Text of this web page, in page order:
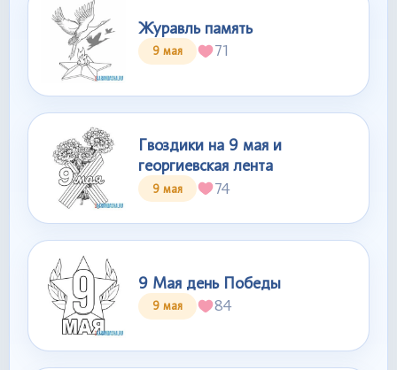
Журавль память
9 мая 71
Гвоздики на 9 мая и
георгиевская лента
9 мая 74
9 Мая день Победы
9 мая 84